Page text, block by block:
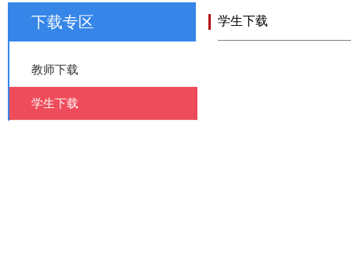
下载专区
教师下载
学生下载
学生下载